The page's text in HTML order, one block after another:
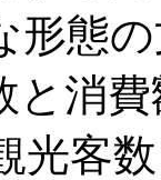
形態
と消
光客